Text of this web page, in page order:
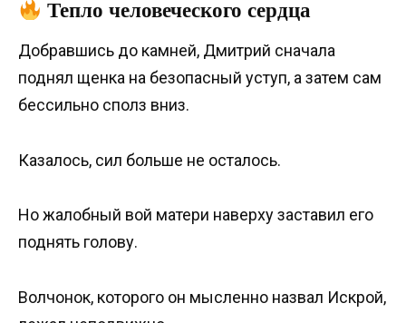
Тепло человеческого сердца
Добравшись до камней, Дмитрий сначала
поднял щенка на безопасный уступ, а затем сам
бессильно сполз вниз.
Казалось, сил больше не осталось.
Но жалобный вой матери наверху заставил его
поднять голову.
Волчонок, которого он мысленно назвал Искрой,